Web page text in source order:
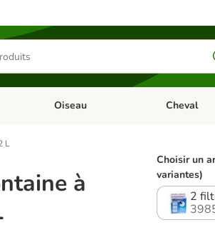
Rongeur & Co
Dérouler les catégories: Poisson
Oiseau Dérouler les
Cheval
L
à
Choisir un
variantes)
2